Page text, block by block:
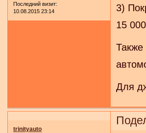
Последний визит:
10.08.2015 23:14
3)
15
Также
Для
trinityauto